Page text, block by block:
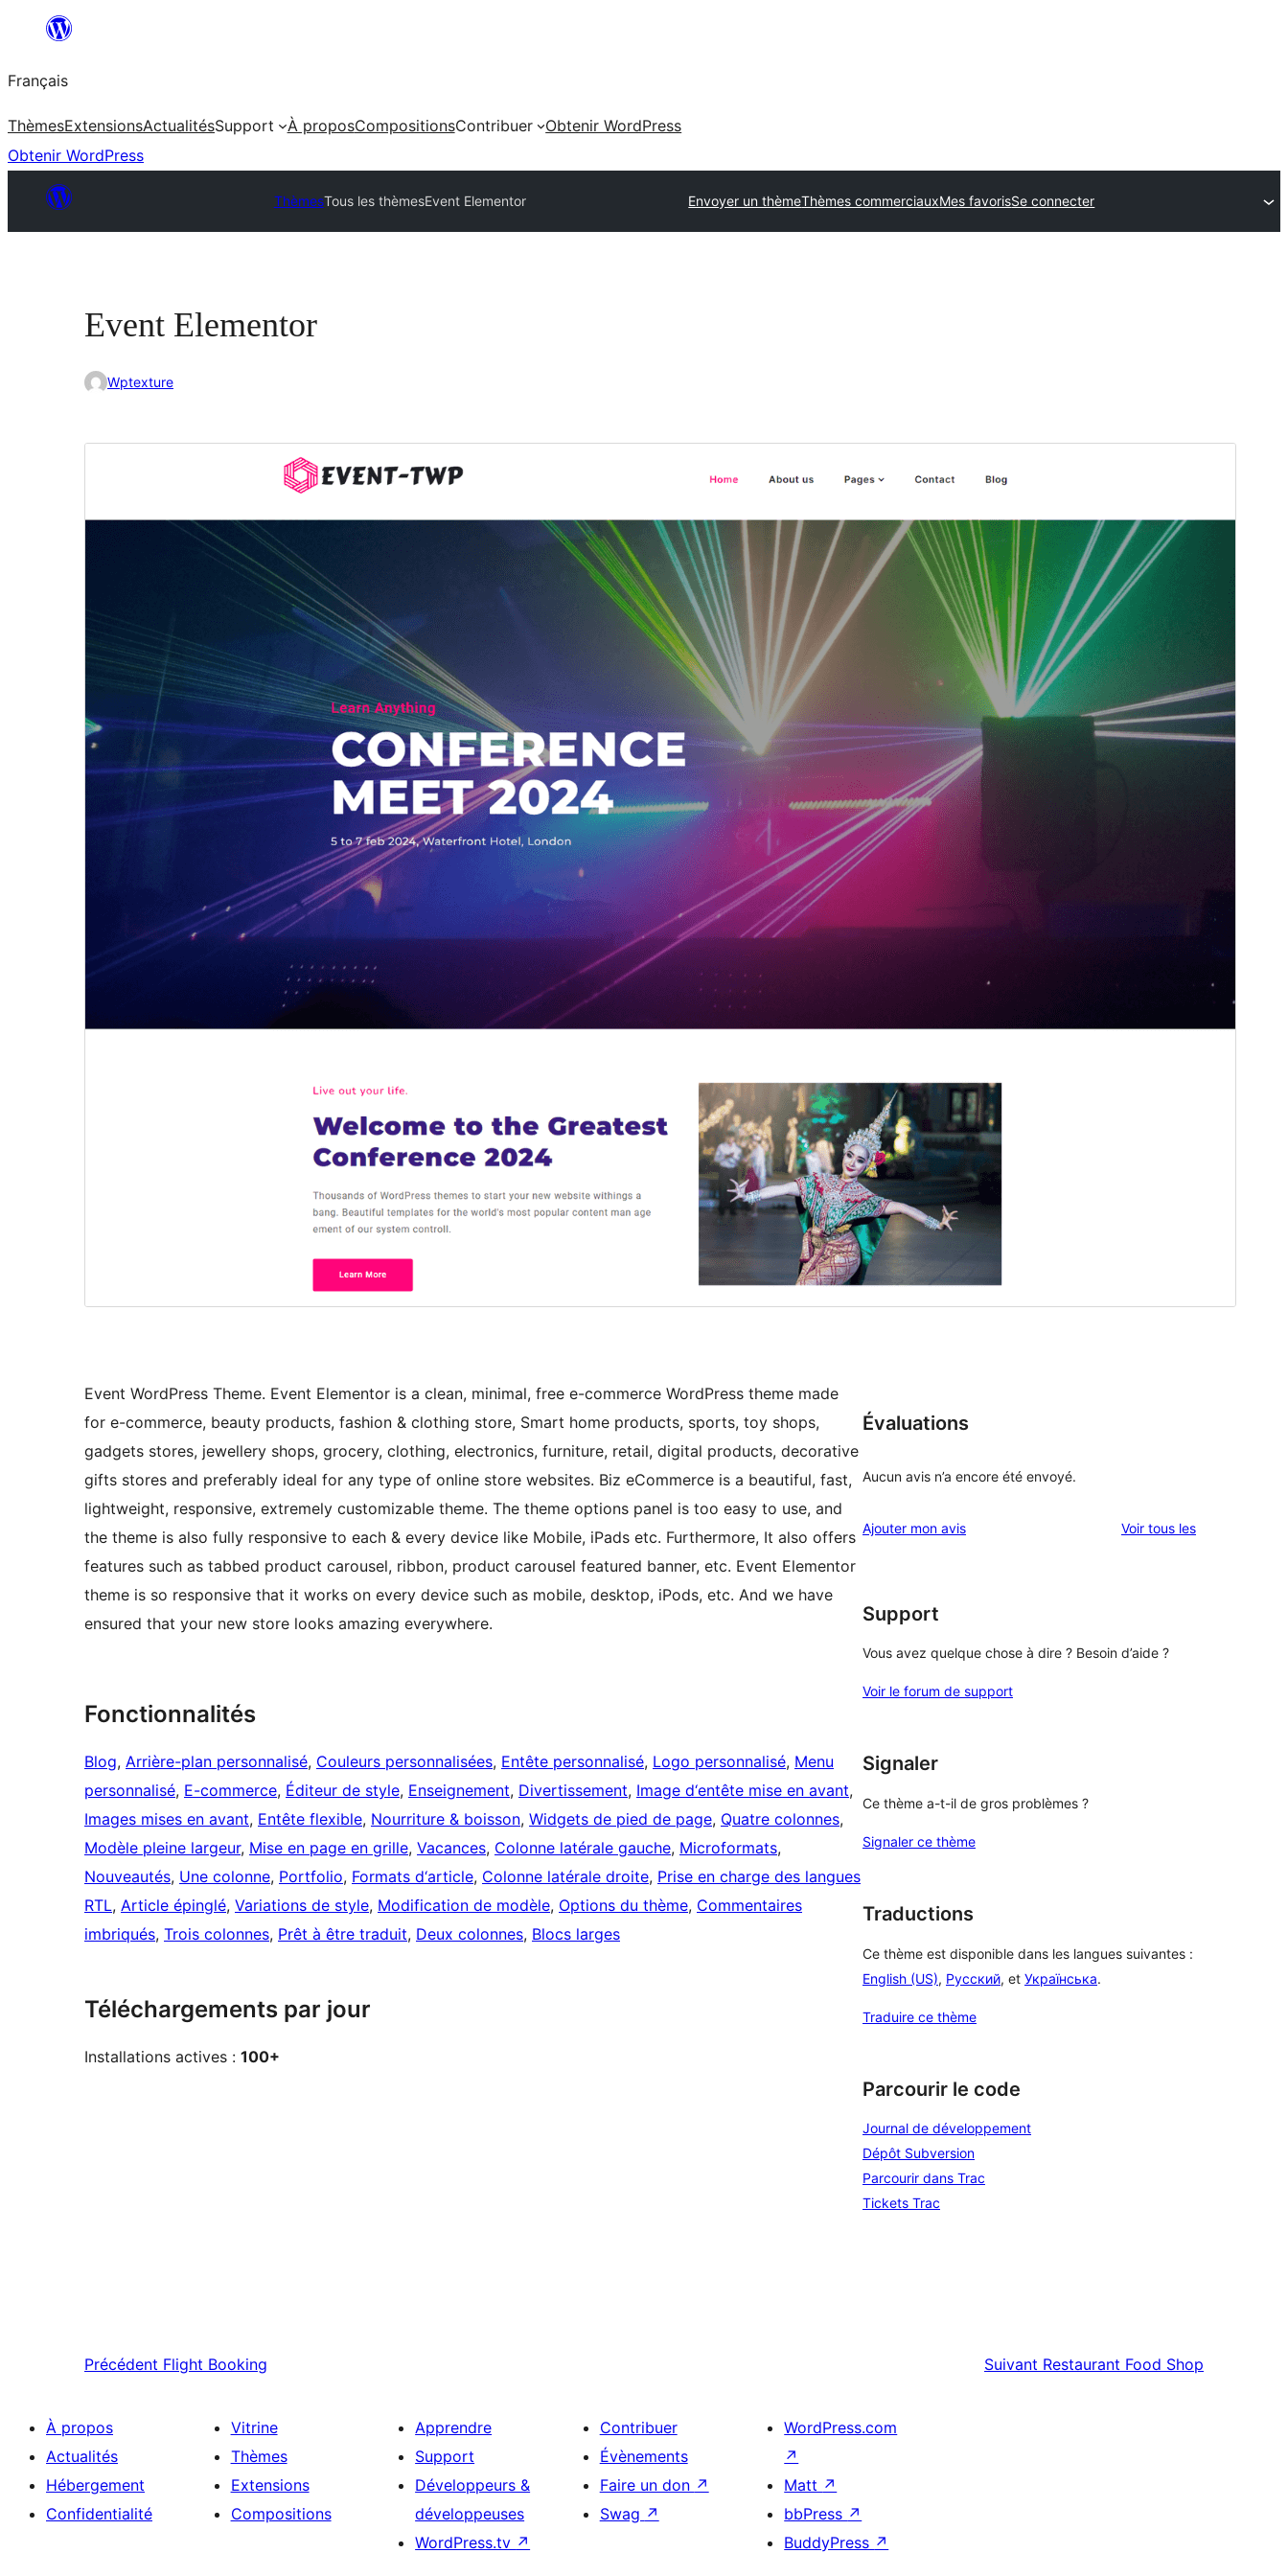
contenu
Français
ThèmesExtensionsActualitésSupport À proposCompositionsContribuer
Obtenir WordPress
Obtenir WordPress
ThèmesTous les thèmesEvent Elementor Envoyer un thèmeThèmes commerciauxMes favorisSe connecter
Event Elementor
Wptexture
Dernière mise à jour
25 avril 2026
Installations actives
100+
Version PHP
Page d’accueil du thème
Event WordPress Theme. Event Elementor is a clean, minimal, free e-commerce WordPress theme made
for e-commerce, beauty products, fashion & clothing store, Smart home products, sports, toy shops,
gadgets stores, jewellery shops, grocery, clothing, electronics, furniture, retail, digital products, decorative
gifts stores and preferably ideal for any type of online store websites. Biz eCommerce is a beautiful, fast,
lightweight, responsive, extremely customizable theme. The theme options panel is too easy to use, and
the theme is also fully responsive to each & every device like Mobile, iPads etc. Furthermore, It also offers
features such as tabbed product carousel, ribbon, product carousel featured banner, etc. Event Elementor
theme is so responsive that it works on every device such as mobile, desktop, iPods, etc. And we have
ensured that your new store looks amazing everywhere.
Fonctionnalités
Blog, Arrière-plan personnalisé, Couleurs personnalisées, Entête personnalisé, Logo personnalisé, Menu
personnalisé, E-commerce, Éditeur de style, Enseignement, Divertissement, Image d‘entête mise en avant
Images mises en avant, Entête flexible, Nourriture & boisson, Widgets de pied de page, Quatre colonnes
Modèle pleine largeur, Mise en page en grille, Vacances, Colonne latérale gauche, Microformats
Nouveautés, Une colonne, Portfolio, Formats d‘article, Colonne latérale droite, Prise en charge des langues
RTL, Article épinglé, Variations de style, Modification de modèle, Options du thème, Commentaires
imbriqués, Trois colonnes, Prêt à être traduit, Deux colonnes, Blocs larges
Téléchargements par jour
Installations actives : 100+
Évaluations
Aucun avis n’a encore été envoyé.
Ajouter mon avis Voir tous lesavis
Support
Vous avez quelque chose à dire ? Besoin d’aide ?
Voir le forum de support
Signaler
Ce thème a-t-il de gros problèmes ?
Signaler ce thème
Traductions
Ce thème est disponible dans les langues suivantes :
English (US), Русский, et Українська.
Traduire ce thème
Parcourir le code
Journal de développement
Dépôt Subversion
Parcourir dans Trac
Tickets Trac
Précédent Flight Booking Suivant Restaurant Food Shop
À propos
Actualités
Hébergement
Confidentialité
Vitrine
Thèmes
Extensions
Compositions
Apprendre
Support
Développeurs &
développeuses
WordPress.tv ↗
Contribuer
Évènements
Faire un don ↗
Swag ↗
WordPress.com
↗
Matt ↗
bbPress ↗
BuddyPress ↗